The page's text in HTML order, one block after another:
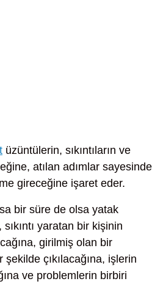
üzüntülerin, sıkıntıların ve
atılan adımlar sayesinde
gireceğine işaret eder.
bir süre de olsa yatak
yaratan bir kişinin
girilmiş olan bir
çıkılacağına, işlerin
ve problemlerin birbiri